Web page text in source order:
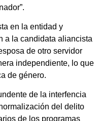
en la entidad y
a la candidata aliancista
de otro servidor
independiente, lo que
de género.
de la interfencia
del delito
de los programas